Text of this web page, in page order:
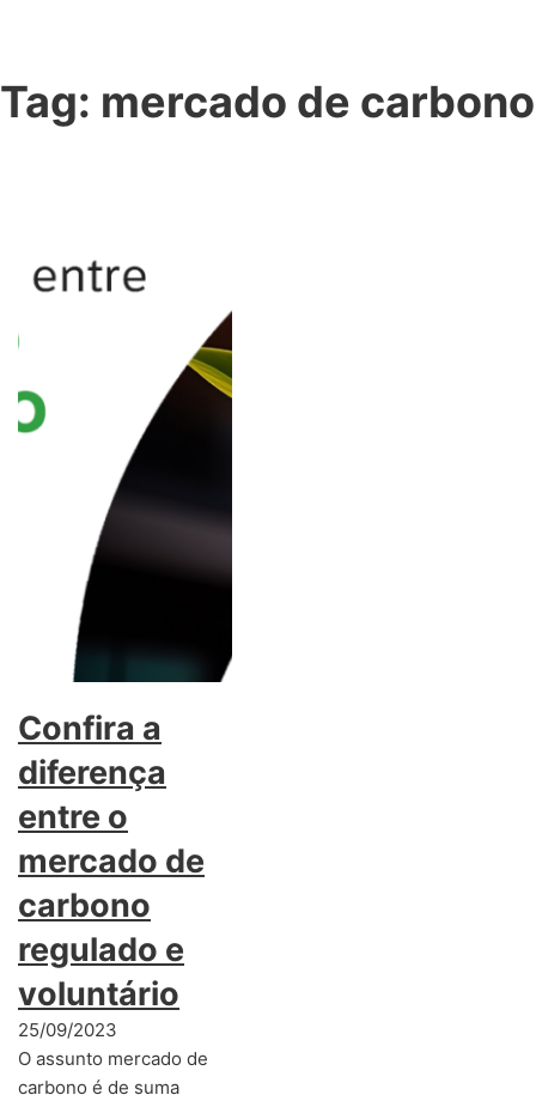
Tag: mercado de carbono
Confira a
diferença
entre o
mercado de
carbono
regulado e
voluntário
25/09/2023
O assunto mercado de
carbono é de suma